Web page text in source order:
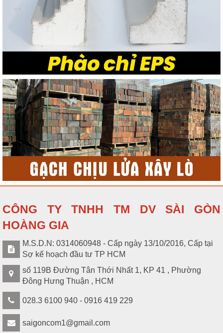
CÔNG TY TNHH TM DV SÀI GÒN
HOÀNG GIA
M.S.D.N: 0314060948 - Cấp ngày 13/10/2016, Cấp tại
Sợ kế hoạch đầu tư TP HCM
số 119B Đường Tân Thới Nhất 1, KP 41 , Phường
Đông Hưng Thuận , HCM
028.3 6100 940 - 0916 419 229
saigoncom1@gmail.com